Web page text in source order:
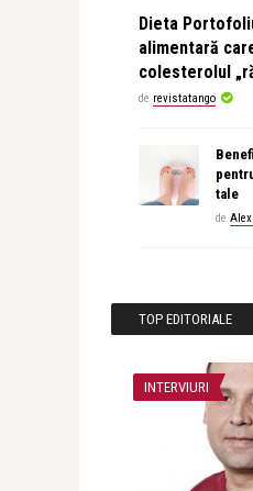
Dieta
alimentară
colesterolul
de revistatango
tale
de
TOP EDITORIALE
INTERVIURI